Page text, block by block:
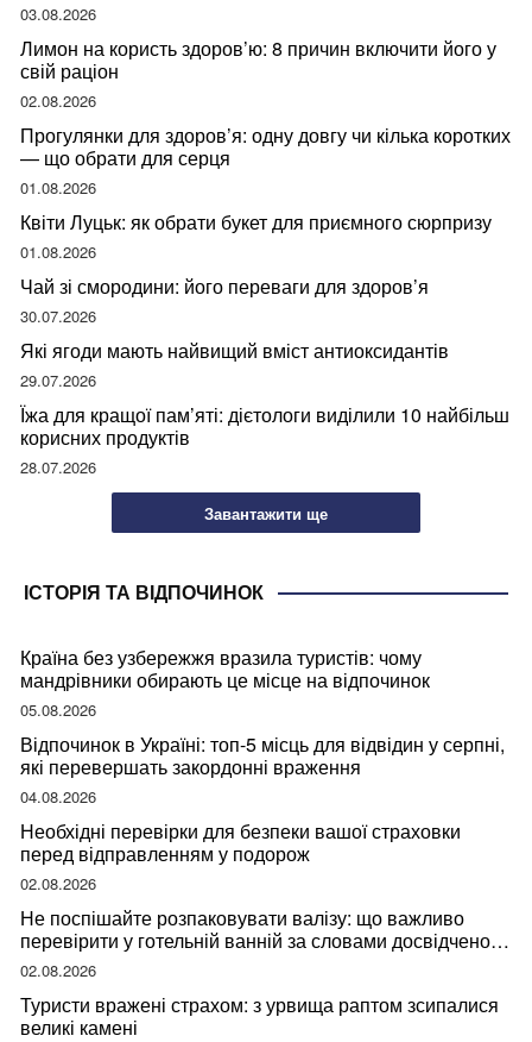
03.08.2026
Лимон на користь здоров’ю: 8 причин включити його у
свій раціон
02.08.2026
Прогулянки для здоров’я: одну довгу чи кілька коротких
— що обрати для серця
01.08.2026
Квіти Луцьк: як обрати букет для приємного сюрпризу
01.08.2026
Чай зі смородини: його переваги для здоров’я
30.07.2026
Які ягоди мають найвищий вміст антиоксидантів
29.07.2026
Їжа для кращої пам’яті: дієтологи виділили 10 найбільш
корисних продуктів
28.07.2026
Завантажити ще
ІСТОРІЯ ТА ВІДПОЧИНОК
Країна без узбережжя вразила туристів: чому
мандрівники обирають це місце на відпочинок
05.08.2026
Відпочинок в Україні: топ-5 місць для відвідин у серпні,
які перевершать закордонні враження
04.08.2026
Необхідні перевірки для безпеки вашої страховки
перед відправленням у подорож
02.08.2026
Не поспішайте розпаковувати валізу: що важливо
перевірити у готельній ванній за словами досвідченої
мандрівниці
02.08.2026
Туристи вражені страхом: з урвища раптом зсипалися
великі камені